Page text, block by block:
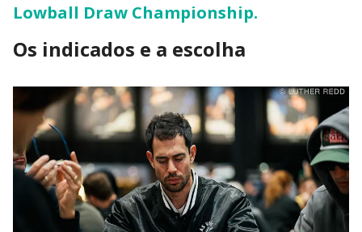
Lowball Draw Championship.
Os indicados e a escolha